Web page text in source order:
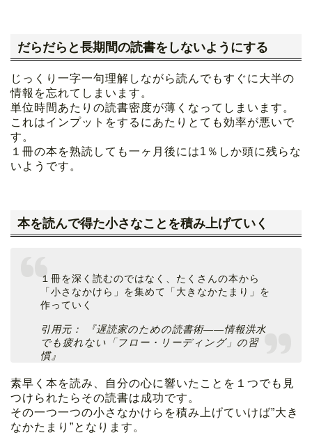
だらだらと長期間の読書をしないようにする
じっくり一字一句理解しながら読んでもすぐに大半の
情報を忘れてしまいます。
単位時間あたりの読書密度が薄くなってしまいます。
これはインプットをするにあたりとても効率が悪いで
す。
１冊の本を熟読しても一ヶ月後には1％しか頭に残らな
いようです。
本を読んで得た小さなことを積み上げていく
１冊を深く読むのではなく、たくさんの本から
「小さなかけら」を集めて「大きなかたまり」を
作っていく
引用元： 『遅読家のための読書術――情報洪水
でも疲れない「フロー・リーディング」の習
慣』
素早く本を読み、自分の心に響いたことを１つでも見
つけられたらその読書は成功です。
その一つ一つの小さなかけらを積み上げていけば”大き
なかたまり”となります。